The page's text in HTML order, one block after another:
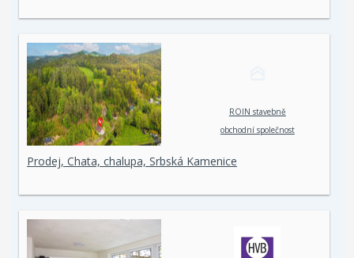
ROIN stavebně
obchodní společnost
Prodej, Chata, chalupa, Srbská Kamenice